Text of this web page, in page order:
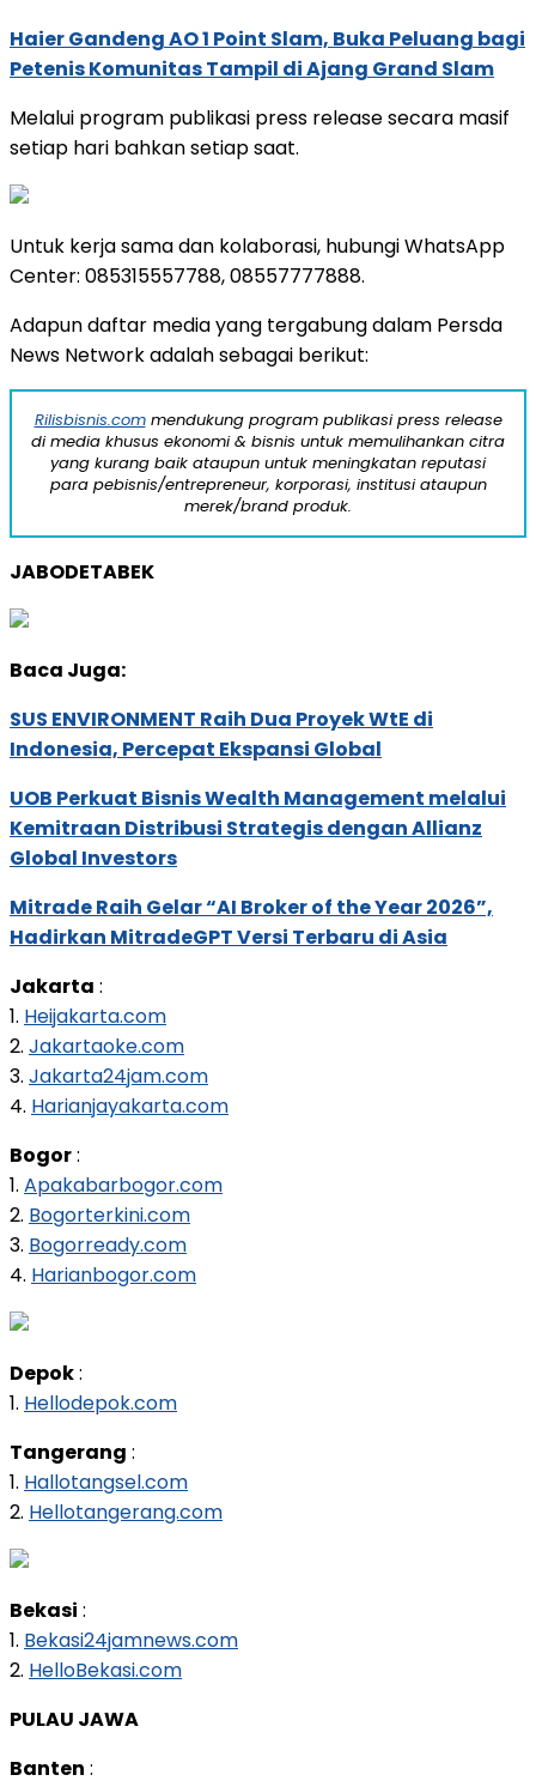
Haier Gandeng AO 1 Point Slam, Buka Peluang bagi
Petenis Komunitas Tampil di Ajang Grand Slam
Melalui program publikasi press release secara masif
setiap hari bahkan setiap saat.
Untuk kerja sama dan kolaborasi, hubungi WhatsApp
Center: 085315557788, 08557777888.
Adapun daftar media yang tergabung dalam Persda
News Network adalah sebagai berikut:
Rilisbisnis.commendukung program publikasi press release
di media khusus ekonomi & bisnis untuk memulihankan citra
yang kurang baik ataupun untuk meningkatan reputasi
para pebisnis/entrepreneur, korporasi, institusi ataupun
merek/brand produk.
JABODETABEK
Baca Juga:
SUS ENVIRONMENT Raih Dua Proyek WtE di
Indonesia, Percepat Ekspansi Global
UOB Perkuat Bisnis Wealth Management melalui
Kemitraan Distribusi Strategis dengan Allianz
Global Investors
Mitrade Raih Gelar “AI Broker of the Year 2026”,
Hadirkan MitradeGPT Versi Terbaru di Asia
Jakarta :
1. Heijakarta.com
2. Jakartaoke.com
3. Jakarta24jam.com
4. Harianjayakarta.com
Bogor:
1. Apakabarbogor.com
2. Bogorterkini.com
3. Bogorready.com
4. Harianbogor.com
Depok:
1. Hellodepok.com
Tangerang :
1. Hallotangsel.com
2. Hellotangerang.com
Bekasi :
1. Bekasi24jamnews.com
2. HelloBekasi.com
PULAU JAWA
Banten :